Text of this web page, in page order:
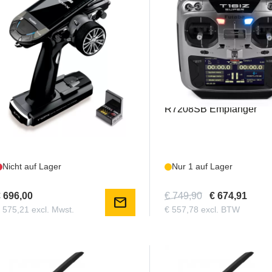
T10PX + R404SBS-E
Nicht auf Lager
696,00
575,21 excl. Mwst. mail
FUT16IZS
Futaba T16iZ Super
R7208SB Empfänger
Nur 1 auf Lager
€ 749,90 € 674,91
€ 557,78 excl. BTW